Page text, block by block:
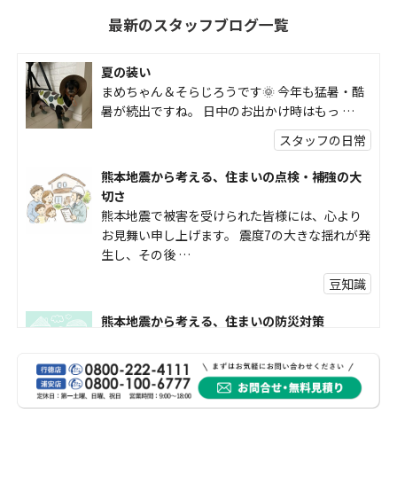
最新のスタッフブログ一覧
夏の装い
まめちゃん＆そらじろうです🌞 今年も猛暑・酷
暑が続出ですね。 日中のお出かけ時はもっ …
スタッフの日常
熊本地震から考える、住まいの点検・補強の大
切さ
熊本地震で被害を受けられた皆様には、心より
お見舞い申し上げます。 震度7の大きな揺れが発
生し、その後 …
豆知識
熊本地震から考える、住まいの防災対策
受けられた皆様に、心よりお見舞い申し上げま
す。 今回の地震 …
社長コラム